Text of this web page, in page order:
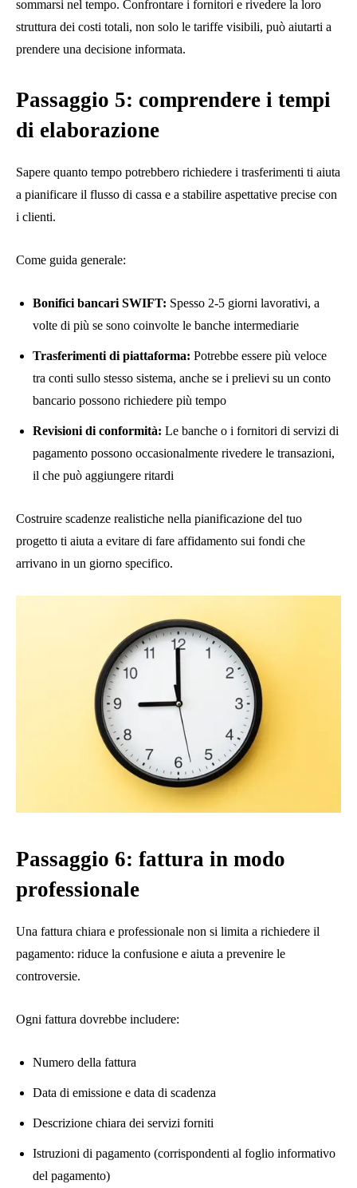
sommarsi nel tempo. Confrontare i fornitori e rivedere la loro
struttura dei costi totali, non solo le tariffe visibili, può aiutarti a
prendere una decisione informata.
Passaggio 5: comprendere i tempi
di elaborazione
Sapere quanto tempo potrebbero richiedere i trasferimenti ti aiuta
a pianificare il flusso di cassa e a stabilire aspettative precise con
i clienti.
Come guida generale:
Bonifici bancari SWIFT: Spesso 2-5 giorni lavorativi, a
volte di più se sono coinvolte le banche intermediarie
Trasferimenti di piattaforma: Potrebbe essere più veloce
tra conti sullo stesso sistema, anche se i prelievi su un conto
bancario possono richiedere più tempo
Revisioni di conformità: Le banche o i fornitori di servizi di
pagamento possono occasionalmente rivedere le transazioni,
il che può aggiungere ritardi
Costruire scadenze realistiche nella pianificazione del tuo
progetto ti aiuta a evitare di fare affidamento sui fondi che
arrivano in un giorno specifico.
Passaggio 6: fattura in modo
professionale
Una fattura chiara e professionale non si limita a richiedere il
pagamento: riduce la confusione e aiuta a prevenire le
controversie.
Ogni fattura dovrebbe includere:
Numero della fattura
Data di emissione e data di scadenza
Descrizione chiara dei servizi forniti
Istruzioni di pagamento (corrispondenti al foglio informativo
del pagamento)